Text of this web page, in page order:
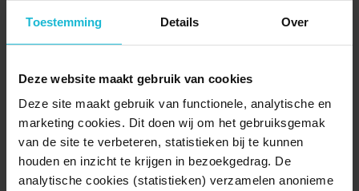
Toestemming Details Over
Deze website maakt gebruik van cookies
Deze site maakt gebruik van functionele, analytische en
marketing cookies. Dit doen wij om het gebruiksgemak
van de site te verbeteren, statistieken bij te kunnen
houden en inzicht te krijgen in bezoekgedrag. De
analytische cookies (statistieken) verzamelen anonieme